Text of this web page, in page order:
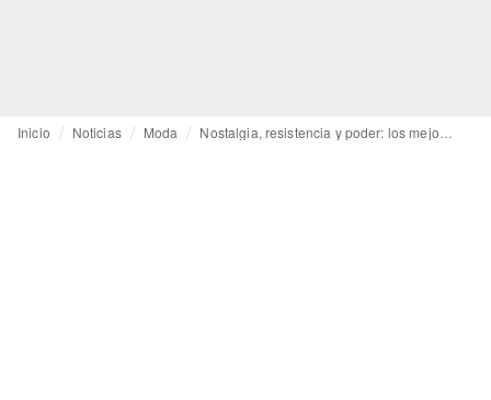
Inicio Noticias Moda